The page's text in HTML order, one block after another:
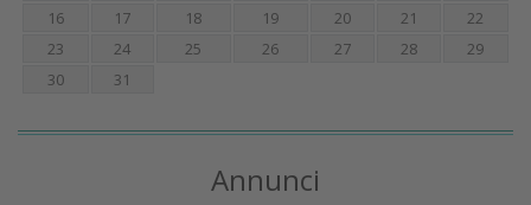
16
17 18 19 20 21
22
23
24 25 26 27 28
29
30
31
Annunci